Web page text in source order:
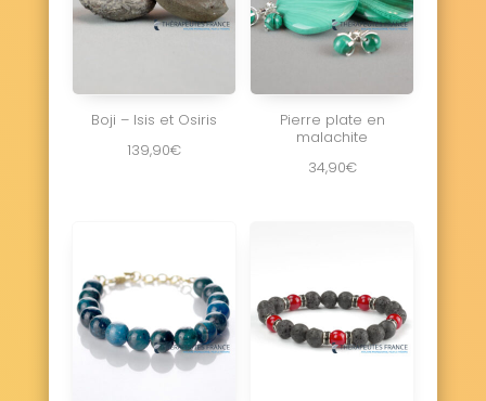
Boji – Isis et Osiris
139,90€
Pierre plate en
malachite
34,90€